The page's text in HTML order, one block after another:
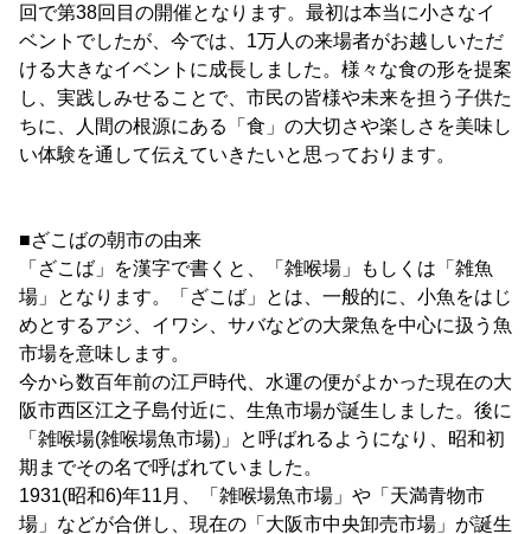
回で第38回目の開催となります。最初は本当に小さなイ
ベントでしたが、今では、1万人の来場者がお越しいただ
ける大きなイベントに成長しました。様々な食の形を提案
し、実践しみせることで、市民の皆様や未来を担う子供た
ちに、人間の根源にある「食」の大切さや楽しさを美味し
い体験を通して伝えていきたいと思っております。
■ざこばの朝市の由来
「ざこば」を漢字で書くと、「雑喉場」もしくは「雑魚
場」となります。「ざこば」とは、一般的に、小魚をはじ
めとするアジ、イワシ、サバなどの大衆魚を中心に扱う魚
市場を意味します。
今から数百年前の江戸時代、水運の便がよかった現在の大
阪市西区江之子島付近に、生魚市場が誕生しました。後に
「雑喉場(雑喉場魚市場)」と呼ばれるようになり、昭和初
期までその名で呼ばれていました。
1931(昭和6)年11月、「雑喉場魚市場」や「天満青物市
場」などが合併し、現在の「大阪市中央卸売市場」が誕生